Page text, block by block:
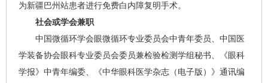
为新疆巴州站患者进行免费白内障复明手术。
社会或学会兼职
中国微循环学会眼微循环专业委员会中青年委员、中国医
学装备协会眼科专业委员会委员兼检验检测学组秘书、《眼科
学报》中青年编委、《中华眼科医学杂志（电子版）》通讯编